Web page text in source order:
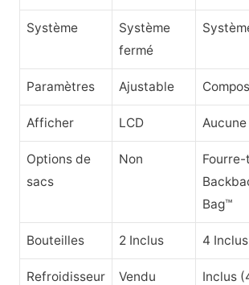
Système
Système
fermé
Paramètres Ajustable
Afficher LCD Aucune
Options de
sacs
Non
Bag™
Bouteilles 2 Inclus 4 Inclus
Refroidisseur
Vendu
Inclus